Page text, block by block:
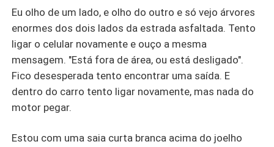
Eu olho de um lado, e olho do outro e só vejo árvores
enormes dos dois lados da estrada asfaltada. Tento
ligar o celular novamente e ouço a mesma
mensagem. "Está fora de área, ou está desligado".
Fico desesperada tento encontrar uma saída. E
dentro do carro tento ligar novamente, mas nada do
motor pegar.
Estou com uma saia curta branca acima do joelho